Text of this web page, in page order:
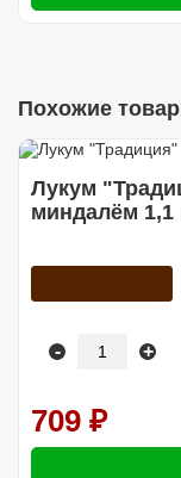
Похожие
Лукум
миндалём 1,1
- +
709 ₽